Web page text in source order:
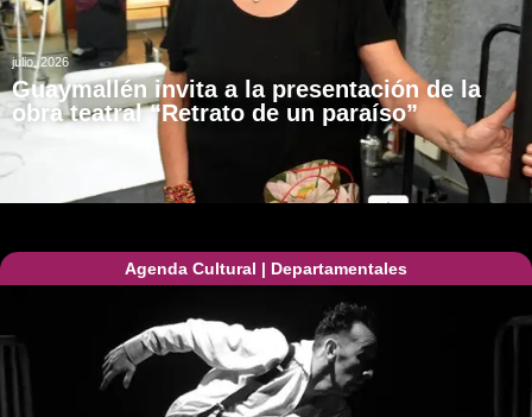
julio, 2026
Guaymallén invita a la presentación de la
obra teatral “Retrato de un paraíso”
Agenda Cultural | Departamentales